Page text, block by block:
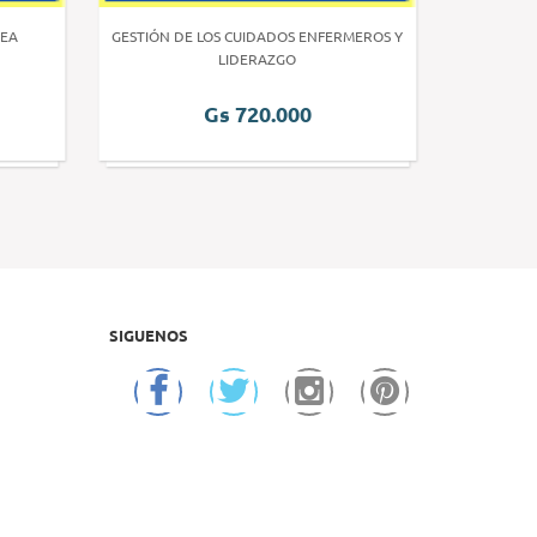
GESTIÓN DE LOS CUIDADOS ENFERMEROS Y
LIDERAZGO
Gs 720.000
SIGUENOS